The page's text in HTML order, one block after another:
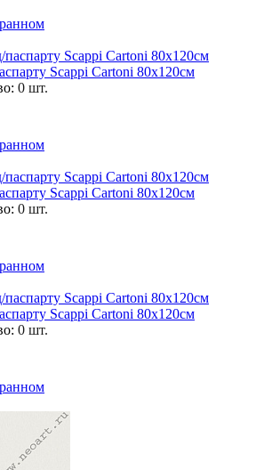
Scappi Cartoni 80х120см
0 шт.
Scappi Cartoni 80х120см
0 шт.
Scappi Cartoni 80х120см
0 шт.